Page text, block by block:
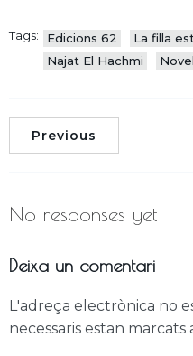
Tags: Edicions 62 La filla
Najat El Hachmi
Previous
No responses yet
Deixa un comentari
L'adreça electrònica no
necessaris estan marcats